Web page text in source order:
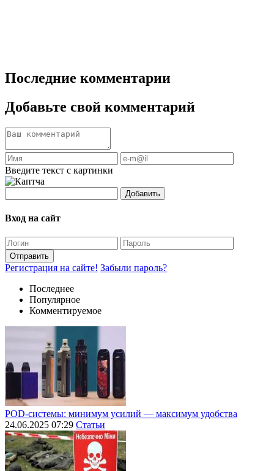
Последние комментарии
Добавьте свой комментарий
Введите текст с картинки
Добавить
Вход на сайт
Отправить
Регистрация на сайте! Забыли пароль?
Последнее
Популярное
Комментируемое
POD-системы: минимум усилий — максимум удобства
24.06.2025 07:29 Статьи